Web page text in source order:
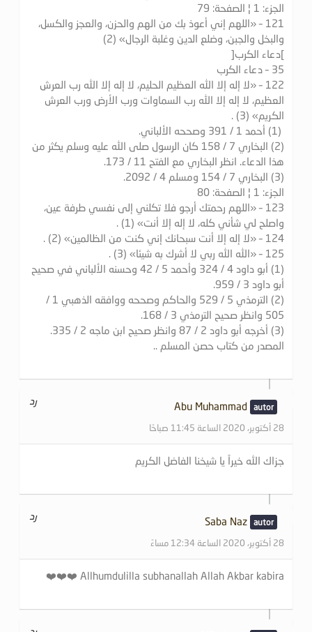
الجزء: 1 ¦ الصفحة: 79
121 – «اللهم إني أعوذ بك من الهم والحزن، والعجز والكسل،
والبخل والجبن، وضلع الدين وغلبة الرجال» (2)
]دعاء الكرب[
35 – دعاء الكرب
122 – «لا إله إلا الله العظيم الحليم، لا إله إلا الله رب العرش
العظيم، لا إله إلا الله رب السماوات ورب الأرض ورب العرش
الكريم» (3) .
(1) أحمد 1 / 391 وصححه الألباني.
(2) البخاري 7 / 158 كان الرسول صلى الله عليه وسلم يكثر من
هذا الدعاء. انظر البخاري مع الفتح 11 / 173.
(3) البخاري 7 / 154 ومسلم 4 / 2092.
الجزء: 1 ¦ الصفحة: 80
123 – «اللهم رحمتك أرجو فلا تكلني إلى نفسي طرفة عين،
واصلح لي شأني كله، لا إله إلا أنت» (1) .
124 – «لا إله إلا أنت سبحانك إني كنت من الظالمين» (2) .
125 – «الله الله ربي لا أشرك به شيئا» (3) .
(1) أبو داود 4 / 324 وأحمد 5 / 42 وحسنه الألباني في صحيح
أبو داود 3 / 959.
(2) الترمذي 5 / 529 والحاكم وصححه ووافقه الذهبي 1 /
505 وانظر صحيح الترمذي 3 / 168.
(3) أخرجه أبو داود 2 / 87 وانظر صحيح ابن ماجه 2 / 335.
المصدر من كتاب حصن المسلم ..
Abu Muhammad
28 أكتوبر، 2020 الساعة 11:45 صباحًا
رد
جزاك الله خيراً يا شيخنا الفاضل الكريم
Saba Naz
28 أكتوبر، 2020 الساعة 12:34 مساءً
رد
Allhumdulilla subhanallah Allah Akbar kabira ❤️❤️❤️